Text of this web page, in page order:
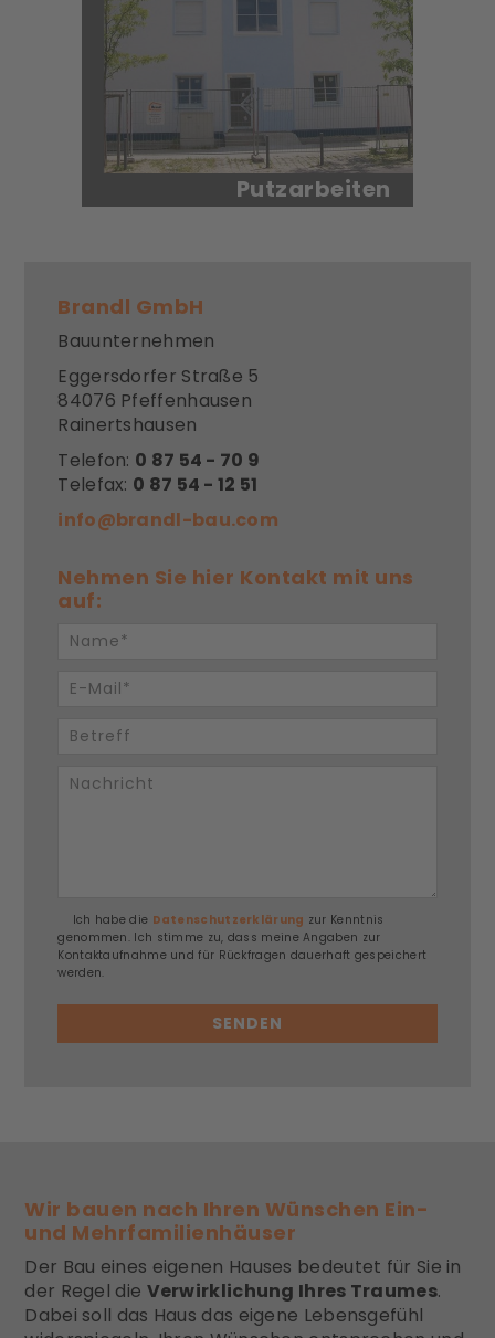
Putzarbeiten
Brandl GmbH
Bauunternehmen
Eggersdorfer Straße 5
84076 Pfeffenhausen
Rainertshausen
Telefon: 0 87 54 - 70 9
Telefax: 0 87 54 - 12 51
info@brandl-bau.com
Nehmen Sie hier Kontakt mit uns
auf:
Ich habe die Datenschutzerklärung zur Kenntnis
genommen. Ich stimme zu, dass meine Angaben zur
Kontaktaufnahme und für Rückfragen dauerhaft gespeichert
werden.
Wir bauen nach Ihren Wünschen Ein-
und Mehrfamilienhäuser
Der Bau eines eigenen Hauses bedeutet für Sie in
der Regel die Verwirklichung Ihres Traumes.
Dabei soll das Haus das eigene Lebensgefühl